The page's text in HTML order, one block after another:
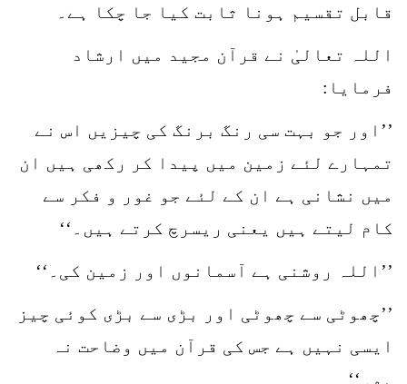
قابل تقسیم ہونا ثابت کیا جا چکا ہے۔
اللہ تعالیٰ نے قرآن مجید میں ارشاد
فرمایا:
’’اور جو بہت سی رنگ برنگ کی چیزیں اس نے
تمہارے لئے زمین میں پیدا کر رکھی ہیں ان
میں نشانی ہے ان کے لئے جو غور و فکر سے
کام لیتے ہیں یعنی ریسرچ کرتے ہیں۔‘‘
’’اللہ روشنی ہے آسمانوں اور زمین کی۔‘‘
’’چھوٹی سے چھوٹی اور بڑی سے بڑی کوئی چیز
ایسی نہیں ہے جس کی قرآن میں وضاحت نہ
ہو۔‘‘